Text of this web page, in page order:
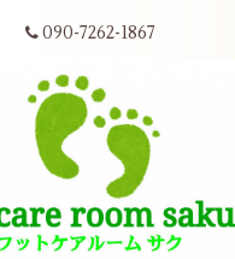
090-7262-1867